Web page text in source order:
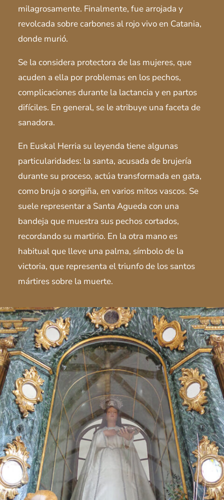
milagrosamente. Finalmente, fue arrojada y
revolcada sobre carbones al rojo vivo en Catania,
donde murió.
Se la considera protectora de las mujeres, que
acuden a ella por problemas en los pechos,
complicaciones durante la lactancia y en partos
difíciles. En general, se le atribuye una faceta de
sanadora.
En Euskal Herria su leyenda tiene algunas
particularidades: la santa, acusada de brujería
durante su proceso, actúa transformada en gata,
como bruja o sorgiña, en varios mitos vascos. Se
suele representar a Santa Agueda con una
bandeja que muestra sus pechos cortados,
recordando su martirio. En la otra mano es
habitual que lleve una palma, símbolo de la
victoria, que representa el triunfo de los santos
mártires sobre la muerte.